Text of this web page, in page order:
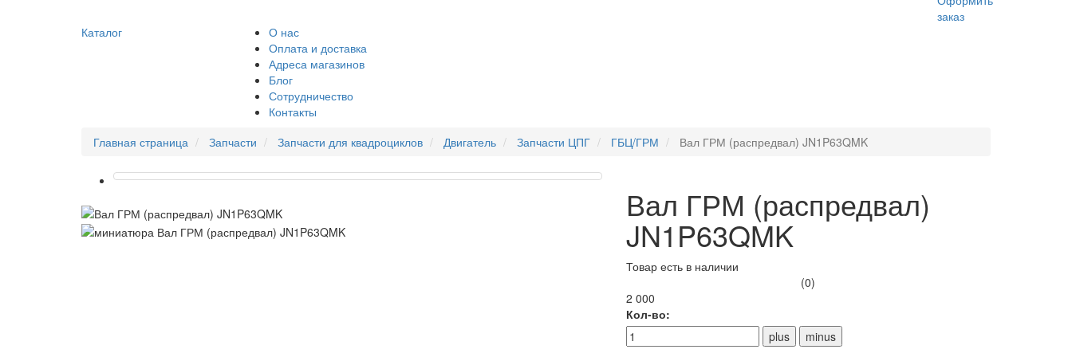
заказ
Каталог
О нас
Оплата и доставка
Адреса магазинов
Блог
Сотрудничество
Контакты
Главная страница
Запчасти Запчасти для квадроциклов Двигатель Запчасти ЦПГ ГБЦ/ГРМ Вал ГРМ (распредвал) JN1P63QMK
Вал ГРМ (распредвал)
JN1P63QMK
Товар есть в наличии
(0)
2 000
Кол-во: